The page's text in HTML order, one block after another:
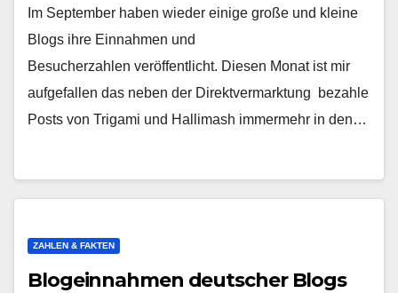
Im September haben wieder einige große und kleine
Blogs ihre Einnahmen und
Besucherzahlen veröffentlicht. Diesen Monat ist mir
aufgefallen das neben der Direktvermarktung bezahle
Posts von Trigami und Hallimash immermehr in den…
ZAHLEN & FAKTEN
Blogeinnahmen deutscher Blogs